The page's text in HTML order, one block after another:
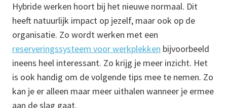
Hybride werken hoort bij het nieuwe normaal. Dit
heeft natuurlijk impact op jezelf, maar ook op de
organisatie. Zo wordt werken met een
reserveringssysteem voor werkplekken bijvoorbeeld
ineens heel interessant. Zo krijg je meer inzicht. Het
is ook handig om de volgende tips mee te nemen. Zo
kan je er alleen maar meer uithalen wanneer je ermee
aan de slag gaat.